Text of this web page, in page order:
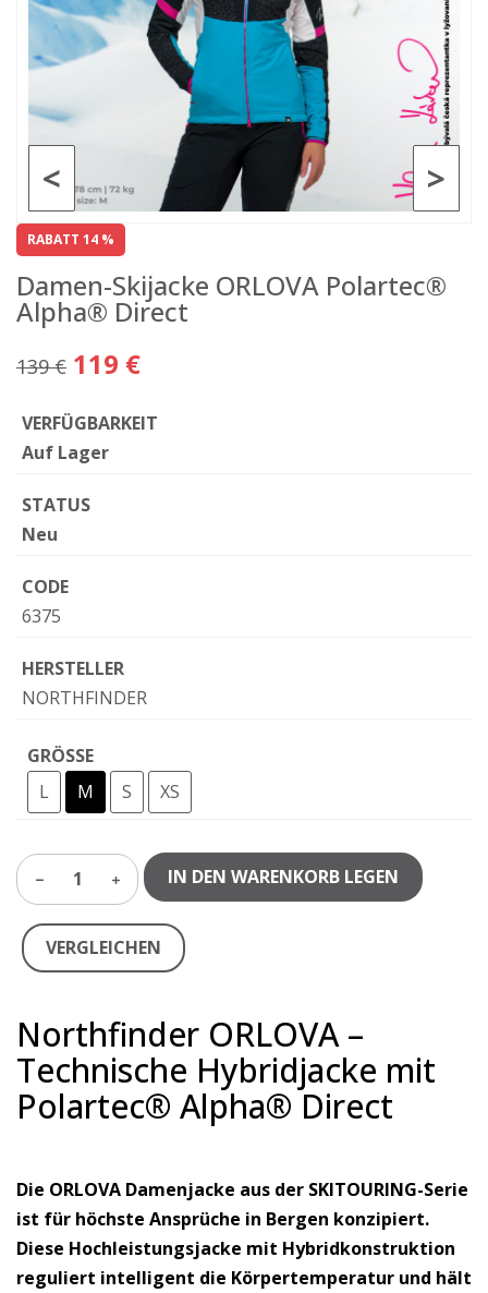
>
<
RABATT 14 %
Damen-Skijacke ORLOVA Polartec®
Alpha® Direct
139 € 119 €
VERFÜGBARKEIT
Auf Lager
STATUS
Neu
CODE
6375
HERSTELLER
NORTHFINDER
GRÖSSE
L
M S XS
1 IN DEN WARENKORB LEGEN
VERGLEICHEN
Northfinder ORLOVA –
Technische Hybridjacke mit
Polartec® Alpha® Direct
Die ORLOVA Damenjacke aus der SKITOURING-Serie
ist für höchste Ansprüche in Bergen konzipiert.
Diese Hochleistungsjacke mit Hybridkonstruktion
reguliert intelligent die Körpertemperatur und hält